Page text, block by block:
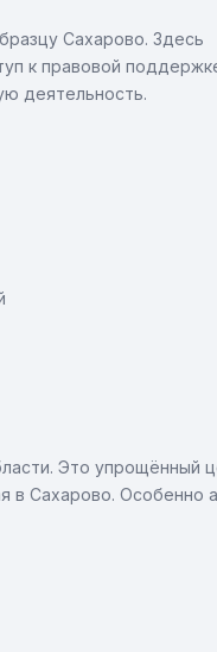
Сахарово. Здесь
к правовой
деятельность.
Это упрощённый
Сахарово. Особенно